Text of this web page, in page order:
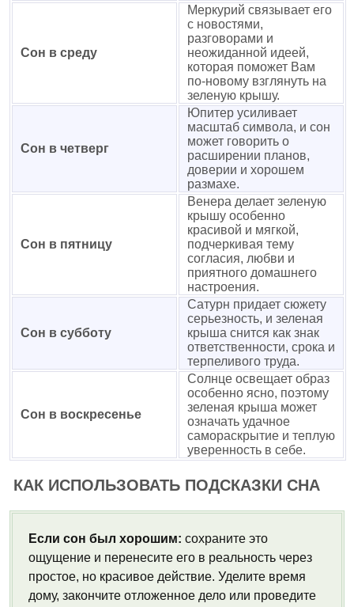
Сон в среду
Меркурий связывает его
с новостями,
разговорами и
неожиданной идеей,
которая поможет Вам
по-новому взглянуть на
зеленую крышу.
Сон в четверг
Юпитер усиливает
масштаб символа, и сон
может говорить о
расширении планов,
доверии и хорошем
размахе.
Сон в пятницу
Венера делает зеленую
крышу особенно
красивой и мягкой,
подчеркивая тему
согласия, любви и
приятного домашнего
настроения.
Сон в субботу
Сатурн придает сюжету
серьезность, и зеленая
крыша снится как знак
ответственности, срока и
терпеливого труда.
Сон в воскресенье
Солнце освещает образ
особенно ясно, поэтому
зеленая крыша может
означать удачное
самораскрытие и теплую
уверенность в себе.
КАК ИСПОЛЬЗОВАТЬ ПОДСКАЗКИ СНА
Если сон был хорошим: сохраните это
ощущение и перенесите его в реальность через
простое, но красивое действие. Уделите время
дому, закончите отложенное дело или проведите